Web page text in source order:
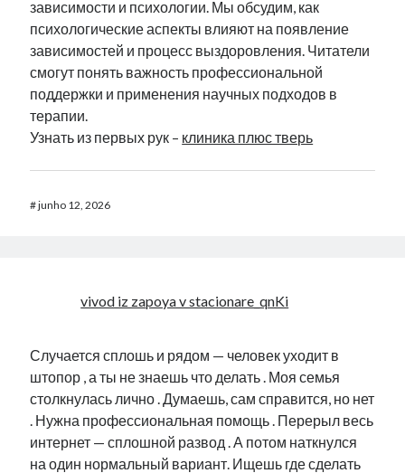
зависимости и психологии. Мы обсудим, как
психологические аспекты влияют на появление
зависимостей и процесс выздоровления. Читатели
смогут понять важность профессиональной
поддержки и применения научных подходов в
терапии.
Узнать из первых рук – клиника плюс тверь
#junho 12, 2026
vivod iz zapoya v stacionare_qnKi
Случается сплошь и рядом — человек уходит в
штопор , а ты не знаешь что делать . Моя семья
столкнулась лично . Думаешь, сам справится, но нет
. Нужна профессиональная помощь . Перерыл весь
интернет — сплошной развод . А потом наткнулся
на один нормальный вариант. Ищешь где сделать